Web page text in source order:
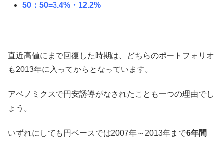
50：50=3.4%・12.2%
直近高値にまで回復した時期は、どちらのポートフォリオ
も2013年に入ってからとなっています。
アベノミクスで円安誘導がなされたことも一つの理由でし
ょう。
いずれにしても円ベースでは2007年～2013年まで6年間